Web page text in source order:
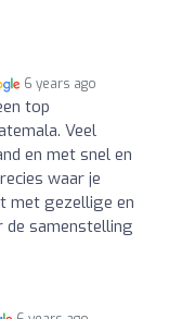
6 years ago
top
Veel
en met snel en
waar je
met gezellige en
de samenstelling